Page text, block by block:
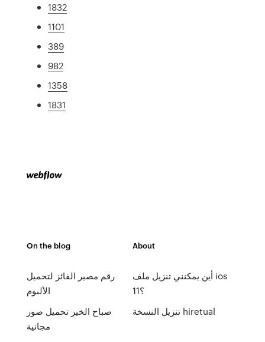
1832
1101
389
982
1358
1831
On the blog
رقم مصير الفائز لتحميل
الألبوم
صباح الخير تحميل صور
مجانية
About
أين يمكنني تنزيل ملف ios
11؟
تنزيل النسخة hiretual